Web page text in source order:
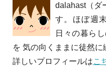
dalahast（ダ
す。ほぼ週
日々の暮ら
を 気の向くままに徒然に
詳しいプロフィールはこ